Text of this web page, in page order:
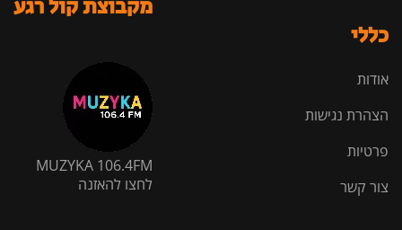
כללי
אודות
הצהרת נגישות
פרטיות
צור קשר
מקבוצת קול רגע
MUZYKA 106.4FM
לחצו להאזנה